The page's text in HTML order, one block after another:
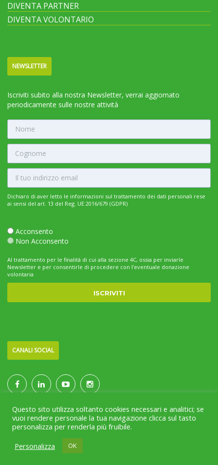
DIVENTA PARTNER
DIVENTA VOLONTARIO
NEWSLETTER
Iscriviti subito alla nostra Newsletter, verrai aggiornato
periodicamente sulle nostre attività
Dichiaro di aver letto le informazioni sul trattamento dei dati personali rese
ai sensi del art. 13 del Reg. UE 2016/679 (GDPR)
Acconsento
Non Acconsento
Al trattamento per le finalità di cui alla sezione 4C, ossia per inviarle
Newsletter e per consentirle di procedere con l’eventuale donazione
volontaria
CANALI SOCIAL
Project & Infrastructure by
HOME
CHI SIAMO
RASSEGNA STAMPA
Questo sito utilizza soltanto cookies necessari e analitici; se
vuoi rendere personale la tua navigazione clicca sul tasto
personalizza per renderla più fruibile.
Personalizza
OK